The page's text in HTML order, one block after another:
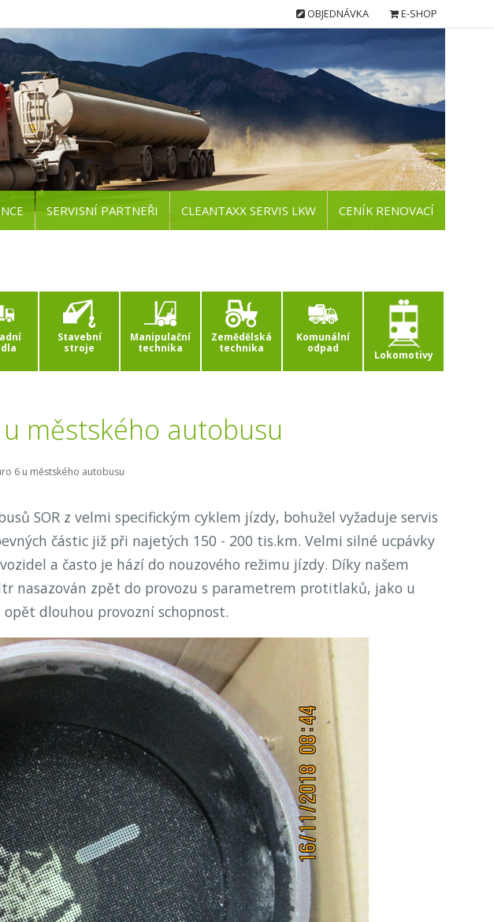
OBJEDNÁVKA E-SHOP
Stavební
stroje
Manipulační
technika
Zemědělská
technika
Komunální
odpad
Lokomotivy
městského autobusu
6 u městského autobusu
SOR z velmi specifickým cyklem jízdy, bohužel vyžaduje servis
částic již při najetých 150 - 200 tis.km. Velmi silné ucpávky
a často je hází do nouzového režimu jízdy. Díky našem
nasazován zpět do provozu s parametrem protitlaků, jako u
dlouhou provozní schopnost.
SERVISNÍ PARTNEŘI CLEANTAXX SERVIS LKW CENÍK RENOVACÍ